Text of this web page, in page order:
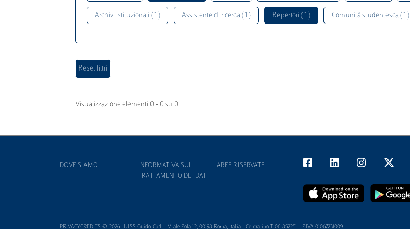
Archivi istituzionali ( 1 ) Assistente di ricerca ( 1 ) Repertori ( 1 ) Comunità studentesca ( 1 )
Visualizzazione elementi 0 - 0 su 0
DOVE SIAMO
INFORMATIVA SUL
TRATTAMENTO DEI DATI
AREE RISERVATE
PRIVACYCREDITS © 2026 LUISS Guido Carli - Viale Pola 12, 00198 Roma, Italia - Centralino T 06 852251 - P.IVA 01067231009